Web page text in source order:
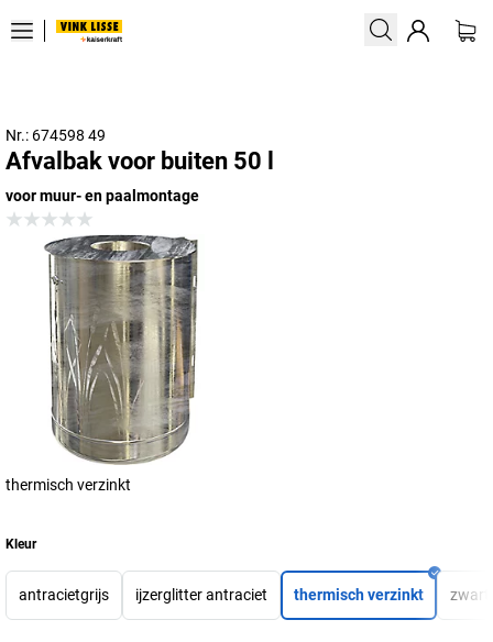
Nr.: 674598 49
Afvalbak voor buiten 50 l
voor muur- en paalmontage
thermisch verzinkt
Kleur
antracietgrijs ijzerglitter antraciet thermisch verzinkt